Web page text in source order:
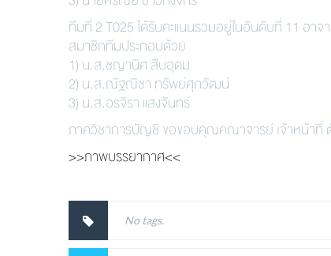
ทีมที่ 2 T025 ได้รับคะแนนรวมอยู่ในอันดับที่ 11 อ
สมาชิกทีมประกอบด้วย
1) น.ส.ชญานิศ สืบอุดม
2) น.ส.ณัฐณิชา ทรัพย์ศุภวัฒน์
3) น.ส.อรจิรา แสงจันทร์
ภาควิชาการบัญชี ขอขอบคุณคณาจารย์ เจ้าหน้าที่
>>ภาพบรรยากาศ<<
No tags.